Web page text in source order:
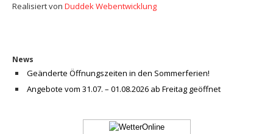
Realisiert von Duddek Webentwicklung
News
Geänderte Öffnungszeiten in den Sommerferien!
Angebote vom 31.07. – 01.08.2026 ab Freitag geöffnet